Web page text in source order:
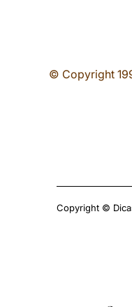
© Copyright
Copyright ©